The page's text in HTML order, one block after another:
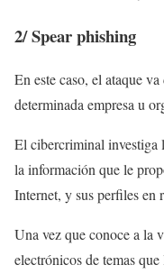
2/Spear phishing
En este caso, el ataque
determinada empresa u
El cibercriminal investiga
la información que le
Internet, y sus perfiles en
Una vez que conoce a la
electrónicos de temas